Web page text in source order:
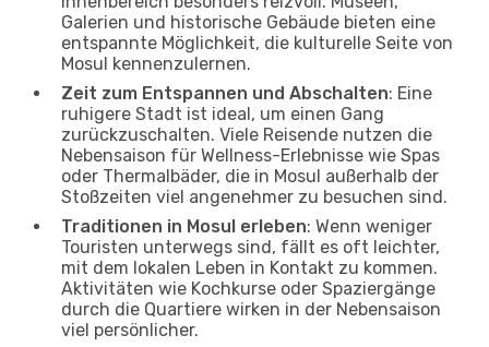
Galerien und historische Gebäude bieten eine
entspannte Möglichkeit, die kulturelle Seite von
Mosul kennenzulernen.
Zeit zum Entspannen und Abschalten: Eine
ruhigere Stadt ist ideal, um einen Gang
zurückzuschalten. Viele Reisende nutzen die
Nebensaison für Wellness-Erlebnisse wie Spas
oder Thermalbäder, die in Mosul außerhalb der
Stoßzeiten viel angenehmer zu besuchen sind.
Traditionen in Mosul erleben: Wenn weniger
Touristen unterwegs sind, fällt es oft leichter,
mit dem lokalen Leben in Kontakt zu kommen.
Aktivitäten wie Kochkurse oder Spaziergänge
durch die Quartiere wirken in der Nebensaison
viel persönlicher.